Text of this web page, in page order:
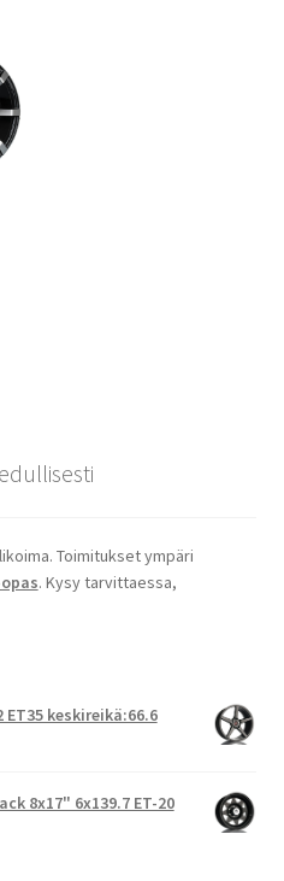
Toimitukset ympäri
. Kysy tarvittaessa,
keskireikä:66.6
8x17" 6x139.7 ET-20